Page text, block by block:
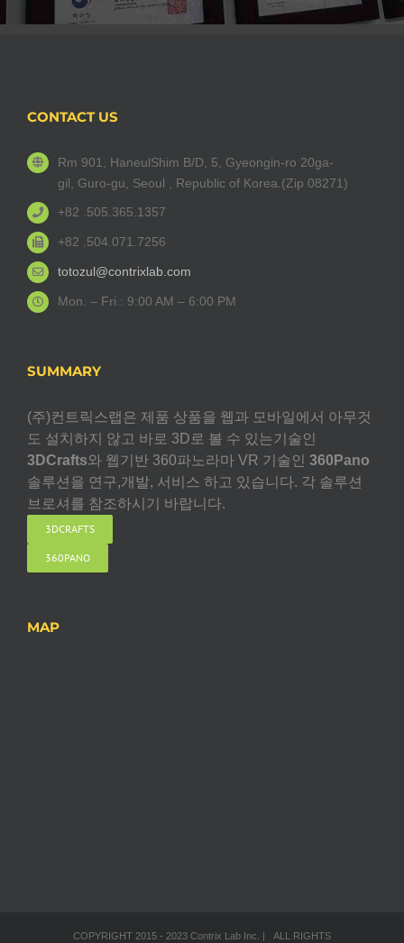
CONTACT US
Rm 901, HaneulShim B/D, 5, Gyeongin-ro 20ga-
gil, Guro-gu, Seoul , Republic of Korea.(Zip 08271)
+82 .505.365.1357
+82 .504.071.7256
totozul@contrixlab.com
Mon. – Fri.: 9:00 AM – 6:00 PM
SUMMARY
(주)컨트릭스랩은 제품 상품을 웹과 모바일에서 아무것
도 설치하지 않고 바로 3D로 볼 수 있는기술인
3DCrafts와 웹기반 360파노라마 VR 기술인 360Pano
솔루션을 연구,개발, 서비스 하고 있습니다. 각 솔루션
브로셔를 참조하시기 바랍니다.
3DCRAFTS
360PANO
MAP
COPYRIGHT 2015 - 2023 Contrix Lab Inc. | ALL RIGHTS